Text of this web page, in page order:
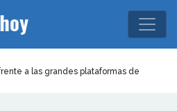
a las grandes plataformas de